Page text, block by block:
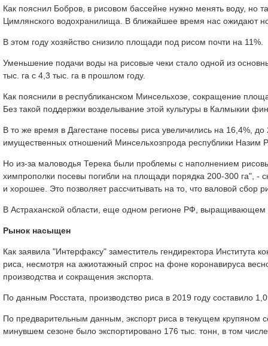
Как пояснил Бобров, в рисовом бассейне нужно менять воду, но
Цимлянского водохранилища. В ближайшее время нас ожидают
В этом году хозяйство снизило площади под рисом почти на 11%.
Уменьшение подачи воды на рисовые чеки стало одной из
тыс. га с 4,3 тыс. га в прошлом году.
Как пояснили в республиканском Минсельхозе, сокращение
Без такой поддержки возделывание этой культуры в Калмыкии
В то же время в Дагестане посевы риса увеличились на 16,4%,
имущественных отношений Минсельхозпрода республики Назим
Но из-за маловодья Терека были проблемы с наполнением
химпрополки посевы погибли на площади порядка 200-300 га", -
и хорошее. Это позволяет рассчитывать на то, что валовой сбор
В Астраханской области, еще одном регионе РФ, выращивающем
Рынок насыщен
Как заявила "Интерфаксу" заместитель гендиректора
риса, несмотря на ажиотажный спрос на фоне коронавируса
производства и сокращения экспорта.
По данным Росстата, производство риса в 2019 году составило
По предварительным данным, экспорт риса в текущем крупяном
минувшем сезоне было экспортировано 176 тыс. тонн, в том